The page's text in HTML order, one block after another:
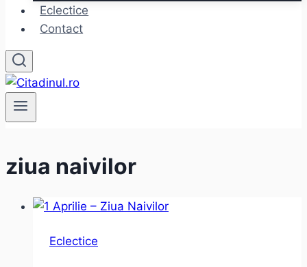
Eclectice
Contact
ziua naivilor
Eclectice